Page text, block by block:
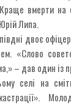
вмерти на
Липа.
двоє
«Слово
– дав один із
селі на